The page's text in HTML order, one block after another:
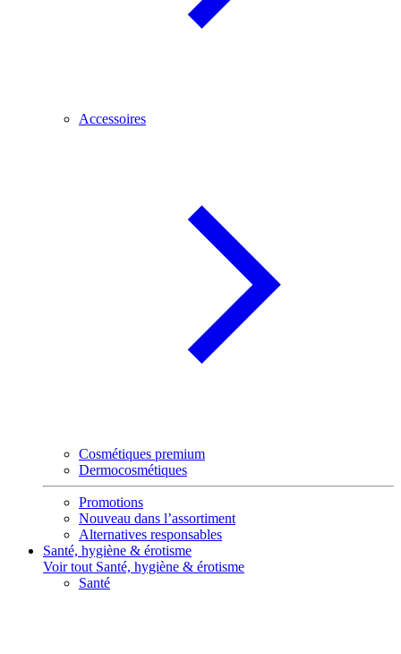
Accessoires
Cosmétiques premium
Dermocosmétiques
Promotions
Nouveau dans l’assortiment
Alternatives responsables
Santé, hygiène & érotisme
Voir tout Santé, hygiène & érotisme
Santé